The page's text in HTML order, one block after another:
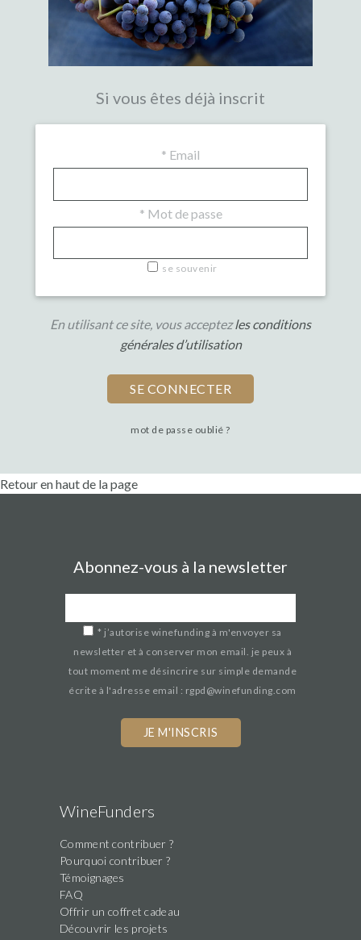
Si vous êtes déjà inscrit
* Email
* Mot de passe
se souvenir
En utilisant ce site, vous acceptezles conditions
générales d’utilisation
mot de passe oublié ?
Retour en haut de la page
Abonnez-vous à la newsletter
* j’autorise winefunding à m'envoyer sa
newsletter et à conserver mon email. je peux à
tout moment me désincrire sur simple demande
écrite à l'adresse email : rgpd@winefunding.com
WineFunders
Comment contribuer ?
Pourquoi contribuer ?
Témoignages
FAQ
Offrir un coffret cadeau
Découvrir les projets